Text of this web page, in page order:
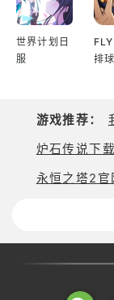
世界计划日
服
排
游戏推荐：
炉石传说下载
永恒之塔2官